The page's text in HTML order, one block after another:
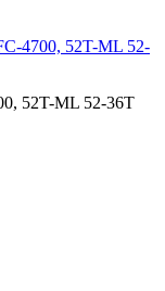
4700, 52T-ML 52-
52T-ML 52-36T